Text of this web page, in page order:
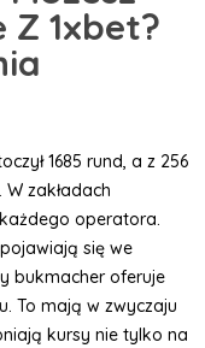
1xbet?
1685 rund, a z 256
zakładach
operatora.
się we
bukmacher oferuje
To mają w zwyczaju
kursy nie tylko na